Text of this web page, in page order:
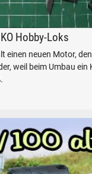
BR 185
Hobby-Loks
einen neuen Motor,
weil beim Umbau